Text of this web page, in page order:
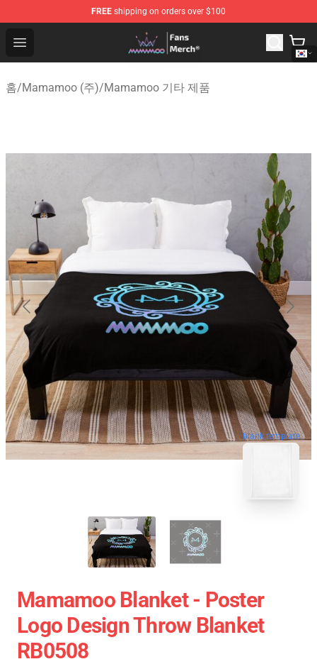
FREE shipping on orders over $100
Open menu
Mamamoo Store - Official Mamamoo Merchandise Shop
홈/Mamamoo (주)/Mamamoo 기타 제품
blank template
Mamamoo Blanket - Poster
Logo Design Throw Blanket
RB0508